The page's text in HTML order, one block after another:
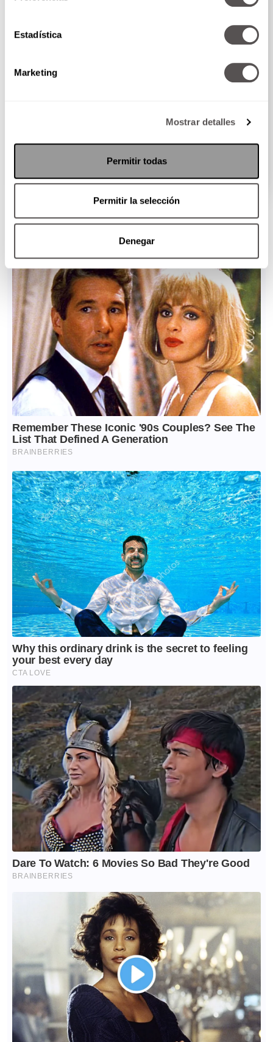
Estadística
Marketing
Mostrar detalles
Permitir todas
Permitir la selección
Denegar
moi diciembre - enero: Grande y en
Les presentamos la moi diciembre - enero y no
saben...
SEGUIR LEYENDO